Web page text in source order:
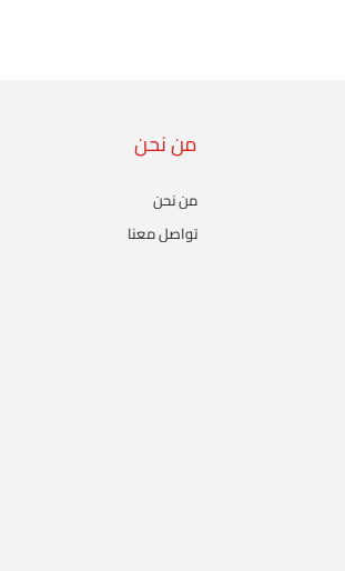
من نحن
من نحن
تواصل معنا